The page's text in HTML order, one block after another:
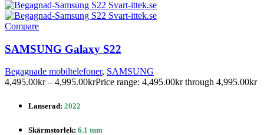
Compare
SAMSUNG Galaxy S22
Begagnade mobiltelefoner, SAMSUNG
4,495.00kr – 4,995.00krPrice range: 4,495.00kr through 4,995.00kr
Lanserad: 2022
Skärmstorlek: 6.1 tum